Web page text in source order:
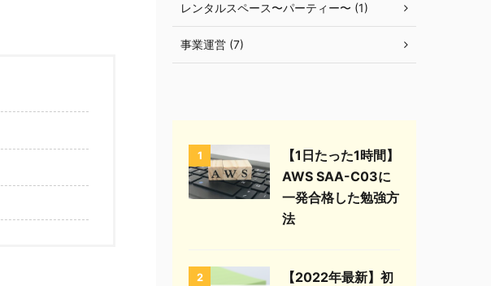
レンタルスペース〜パーティー〜 (1)
事業運営 (7)
1
【1日たった1時間】
AWS SAA-C03に
一発合格した勉強方
法
2
【2022年最新】初